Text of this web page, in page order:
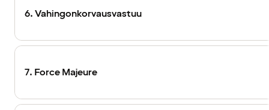
6. Vahingonkorvausvastuu
7. Force Majeure